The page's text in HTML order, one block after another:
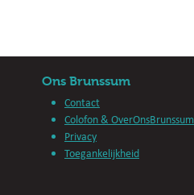
Ons Brunssum
Contact
Colofon & OverOnsBrunssum
Privacy
Toegankelijkheid